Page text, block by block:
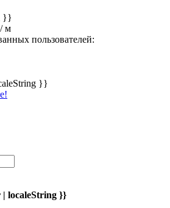
}}
/ м
пользователей:
}}
localeString }}